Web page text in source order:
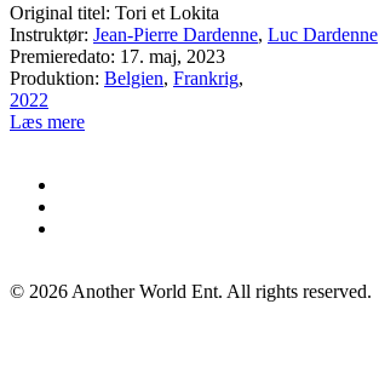
Original titel: Tori et Lokita
Instruktør: Jean-Pierre Dardenne, Luc Dardenne
Premieredato: 17. maj, 2023
Produktion: Belgien, Frankrig,
2022
Læs mere
© 2026 Another World Ent. All rights reserved.